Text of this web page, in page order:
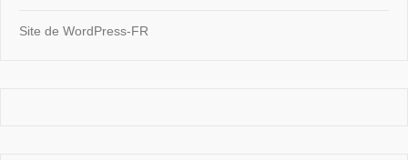
Site de WordPress-FR